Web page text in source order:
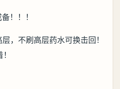
！！！
，不刷高层药水可换击回！